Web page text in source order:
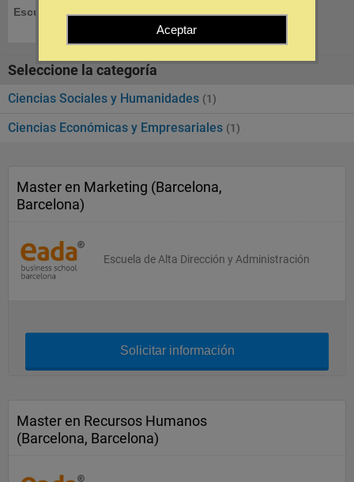
Escuela de Alta Dirección y Administración
Seleccione la categoría
Ciencias Sociales y Humanidades (1)
Ciencias Económicas y Empresariales (1)
Master en Marketing (Barcelona,
Barcelona)
Escuela de Alta Dirección y Administración
Solicitar información
Master en Recursos Humanos
(Barcelona, Barcelona)
Aceptar